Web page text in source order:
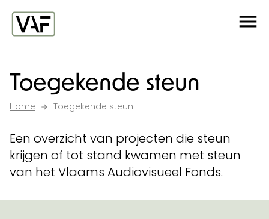
Ga verder naar de inhoud
Toegekende steun
Home Toegekende steun
Een overzicht van projecten die steun
krijgen of tot stand kwamen met steun
van het Vlaams Audiovisueel Fonds.